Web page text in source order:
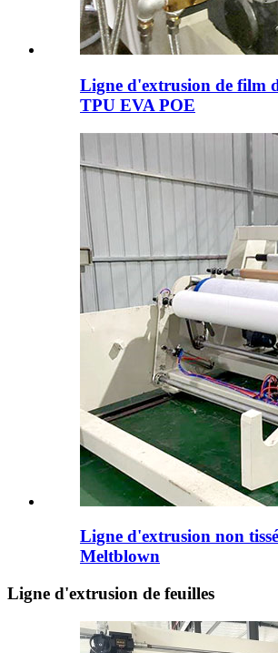
Ligne d'extrusion de film
TPU EVA POE
Ligne d'extrusion non
Meltblown
Ligne d'extrusion de feuilles